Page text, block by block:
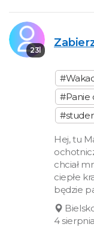
23l
#Panie
Hej, tu
chciał
ciepłe
będzie
4